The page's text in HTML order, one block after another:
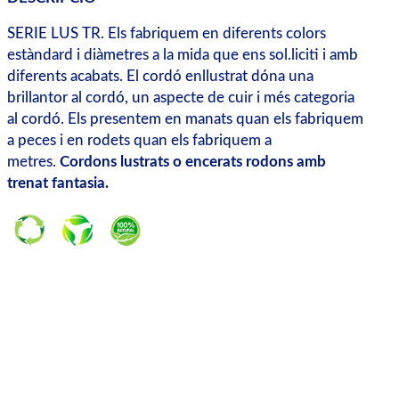
SERIE LUS TR. Els fabriquem en diferents colors
estàndard i diàmetres a la mida que ens sol.liciti i amb
diferents acabats. El cordó enllustrat dóna una
brillantor al cordó, un aspecte de cuir i més categoria
al cordó. Els presentem en manats quan els fabriquem
a peces i en rodets quan els fabriquem a
metres. Cordons lustrats o encerats rodons amb
trenat fantasia.